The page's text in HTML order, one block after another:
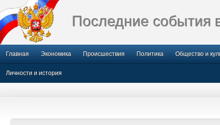
Последние события
Главная Экономика Происшествия Политика Общество и
Личности и история